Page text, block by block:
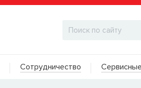
ДИЛЕРСКИЙ ОТДЕЛ
Сотрудничество